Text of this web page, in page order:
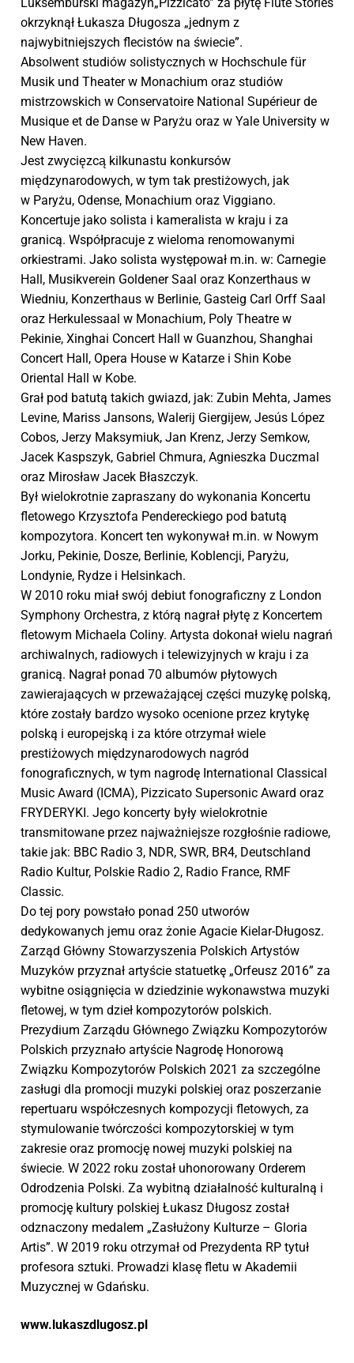
okrzyknął Łukasza Długosza „jednym z
najwybitniejszych flecistów na świecie”.
Absolwent studiów solistycznych w Hochschule für
Musik und Theater w Monachium oraz studiów
mistrzowskich w Conservatoire National Supérieur de
Musique et de Danse w Paryżu oraz w Yale University w
New Haven.
Jest zwycięzcą kilkunastu konkursów
międzynarodowych, w tym tak prestiżowych, jak
w Paryżu, Odense, Monachium oraz Viggiano.
Koncertuje jako solista i kameralista w kraju i za
granicą. Współpracuje z wieloma renomowanymi
orkiestrami. Jako solista występował m.in. w: Carnegie
Hall, Musikverein Goldener Saal oraz Konzerthaus w
Wiedniu, Konzerthaus w Berlinie, Gasteig Carl Orff Saal
oraz Herkulessaal w Monachium, Poly Theatre w
Pekinie, Xinghai Concert Hall w Guanzhou, Shanghai
Concert Hall, Opera House w Katarze i Shin Kobe
Oriental Hall w Kobe.
Grał pod batutą takich gwiazd, jak: Zubin Mehta, James
Levine, Mariss Jansons, Walerij Giergijew, Jesús López
Cobos, Jerzy Maksymiuk, Jan Krenz, Jerzy Semkow,
Jacek Kaspszyk, Gabriel Chmura, Agnieszka Duczmal
oraz Mirosław Jacek Błaszczyk.
Był wielokrotnie zapraszany do wykonania Koncertu
fletowego Krzysztofa Pendereckiego pod batutą
kompozytora. Koncert ten wykonywał m.in. w Nowym
Jorku, Pekinie, Dosze, Berlinie, Koblencji, Paryżu,
Londynie, Rydze i Helsinkach.
W 2010 roku miał swój debiut fonograficzny z London
Symphony Orchestra, z którą nagrał płytę z Koncertem
fletowym Michaela Coliny. Artysta dokonał wielu nagrań
archiwalnych, radiowych i telewizyjnych w kraju i za
granicą. Nagrał ponad 70 albumów płytowych
zawierajaących w przeważającej części muzykę polską,
które zostały bardzo wysoko ocenione przez krytykę
polską i europejską i za które otrzymał wiele
prestiżowych międzynarodowych nagród
fonograficznych, w tym nagrodę International Classical
Music Award (ICMA), Pizzicato Supersonic Award oraz
FRYDERYKI. Jego koncerty były wielokrotnie
transmitowane przez najważniejsze rozgłośnie radiowe,
takie jak: BBC Radio 3, NDR, SWR, BR4, Deutschland
Radio Kultur, Polskie Radio 2, Radio France, RMF
Classic.
Do tej pory powstało ponad 250 utworów
dedykowanych jemu oraz żonie Agacie Kielar-Długosz.
Zarząd Główny Stowarzyszenia Polskich Artystów
Muzyków przyznał artyście statuetkę „Orfeusz 2016” za
wybitne osiągnięcia w dziedzinie wykonawstwa muzyki
fletowej, w tym dzieł kompozytorów polskich.
Prezydium Zarządu Głównego Związku Kompozytorów
Polskich przyznało artyście Nagrodę Honorową
Związku Kompozytorów Polskich 2021 za szczególne
zasługi dla promocji muzyki polskiej oraz poszerzanie
repertuaru współczesnych kompozycji fletowych, za
stymulowanie twórczości kompozytorskiej w tym
zakresie oraz promocję nowej muzyki polskiej na
świecie. W 2022 roku został uhonorowany Orderem
Odrodzenia Polski. Za wybitną działalność kulturalną i
promocję kultury polskiej Łukasz Długosz został
odznaczony medalem „Zasłużony Kulturze – Gloria
Artis”. W 2019 roku otrzymał od Prezydenta RP tytuł
profesora sztuki. Prowadzi klasę fletu w Akademii
Muzycznej w Gdańsku.
www.lukaszdlugosz.pl